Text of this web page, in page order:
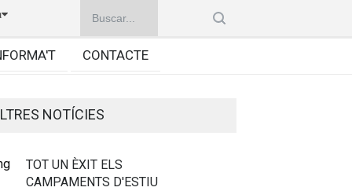
CONTACTE
NOTÍCIES
TOT UN ÈXIT ELS
CAMPAMENTS D'ESTIU